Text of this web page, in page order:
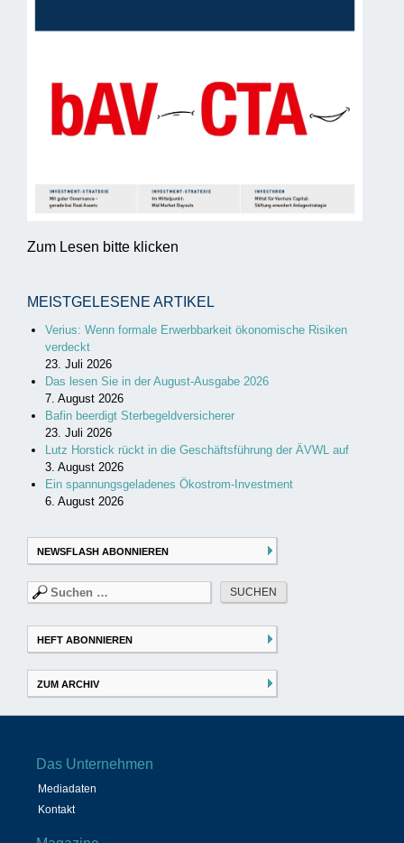
Zum Lesen bitte klicken
MEISTGELESENE ARTIKEL
Verius: Wenn formale Erwerbbarkeit ökonomische Risiken
verdeckt
23. Juli 2026
Das lesen Sie in der August-Ausgabe 2026
7. August 2026
Bafin beerdigt Sterbegeldversicherer
23. Juli 2026
Lutz Horstick rückt in die Geschäftsführung der ÄVWL auf
3. August 2026
Ein spannungsgeladenes Ökostrom-Investment
6. August 2026
NEWSFLASH ABONNIEREN
Suchen
nach:
HEFT ABONNIEREN
ZUM ARCHIV
Das Unternehmen
Mediadaten
Kontakt